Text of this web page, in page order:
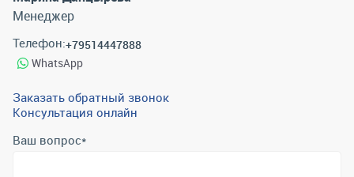
Менеджер
Телефон:+79514447888
WhatsApp
Заказать обратный звонок
Консультация онлайн
Ваш вопрос*